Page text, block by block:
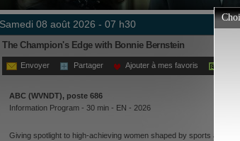
samedi 08 août 2026 - 07 h30
The Champion's Edge with Bonnie Bernstein
Envoyer Partager Ajouter à mes favoris
ABC (WVNDT), poste 686
Information Program - 30 min - EN - 2026
Giving spotlight to high-achieving women shaped by sports and the